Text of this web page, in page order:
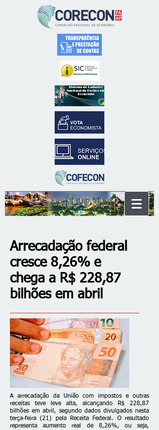
Arrecadação federal
cresce 8,26% e
chega a R$ 228,87
bilhões em abril
A arrecadação da União com impostos e outras
receitas teve leve alta, alcançando R$ 228,87
bilhões em abril, segundo dados divulgados nesta
terça-feira (21) pela Receita Federal. O resultado
representa aumento real de 8,26%, ou seja,